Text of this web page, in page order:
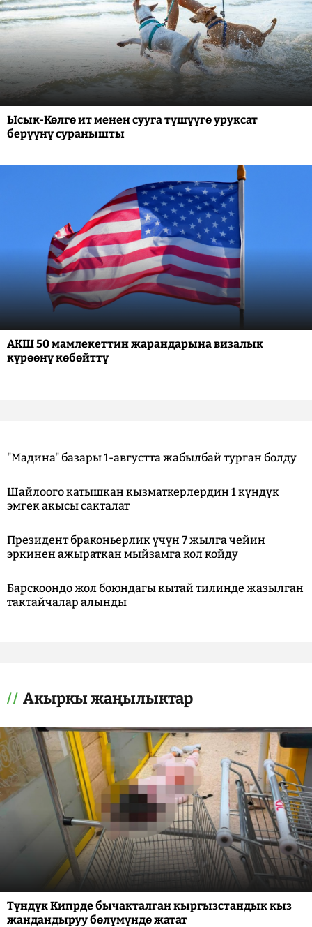
Ысык-Көлгө ит менен сууга түшүүгө уруксат
берүүнү суранышты
АКШ 50 мамлекеттин жарандарына визалык
күрөөнү көбөйттү
"Мадина" базары 1-августта жабылбай турган болду
Шайлоого катышкан кызматкерлердин 1 күндүк
эмгек акысы сакталат
Президент браконьерлик үчүн 7 жылга чейин
эркинен ажыраткан мыйзамга кол койду
Барскоондо жол боюндагы кытай тилинде жазылган
тактайчалар алынды
Акыркы жаңылыктар
Түндүк Кипрде бычакталган кыргызстандык кыз
жандандыруу бөлүмүндө жатат